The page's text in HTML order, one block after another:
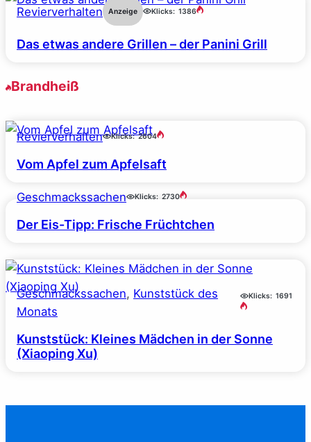
Revierverhalten Anzeige Klicks: 1386
Das etwas andere Grillen – der Panini Grill
Brandheiß
Revierverhalten Klicks: 2604
Vom Apfel zum Apfelsaft
Geschmackssachen Klicks: 2730
Der Eis-Tipp: Frische Früchtchen
Geschmackssachen, Kunststück des
Monats
Klicks: 1691
Kunststück: Kleines Mädchen in der Sonne
(Xiaoping Xu)